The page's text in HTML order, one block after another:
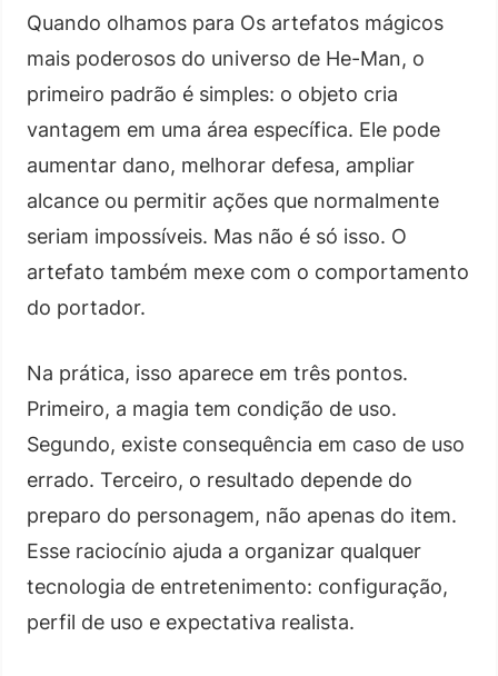
Quando olhamos para Os artefatos mágicos
mais poderosos do universo de He-Man, o
primeiro padrão é simples: o objeto cria
vantagem em uma área específica. Ele pode
aumentar dano, melhorar defesa, ampliar
alcance ou permitir ações que normalmente
seriam impossíveis. Mas não é só isso. O
artefato também mexe com o comportamento
do portador.
Na prática, isso aparece em três pontos.
Primeiro, a magia tem condição de uso.
Segundo, existe consequência em caso de uso
errado. Terceiro, o resultado depende do
preparo do personagem, não apenas do item.
Esse raciocínio ajuda a organizar qualquer
tecnologia de entretenimento: configuração,
perfil de uso e expectativa realista.